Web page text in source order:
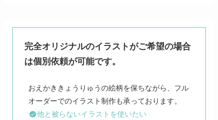
完全オリジナルのイラストがご希望の場合
は個別依頼が可能です。
おえかききょうりゅうの絵柄を保ちながら、フル
他と被らないイラストを使いたい